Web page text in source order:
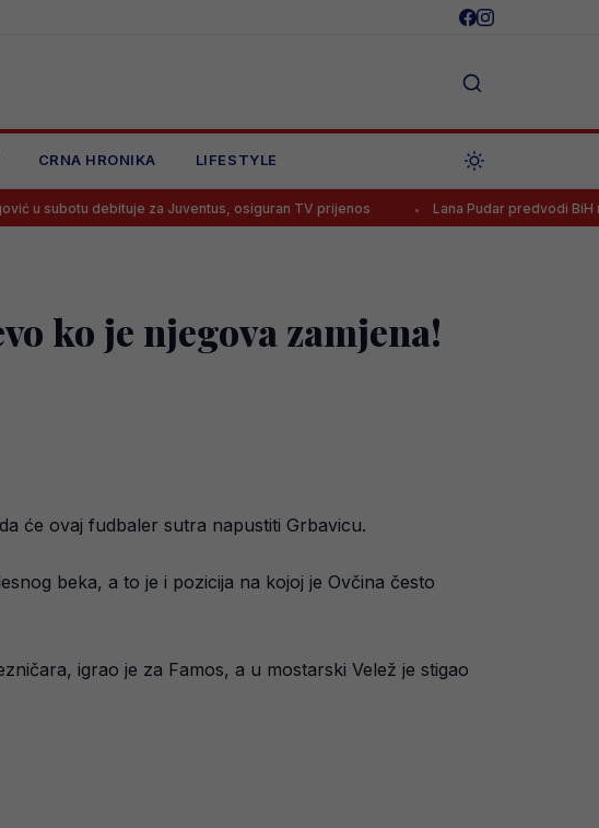
CRNA HRONIKA LIFESTYLE
za Juventus, osiguran TV prijenos Lana Pudar predvodi BiH na
ko je njegova zamjena!
će ovaj fudbaler sutra napustiti Grbavicu.
beka, a to je i pozicija na kojoj je Ovčina često
igrao je za Famos, a u mostarski Velež je stigao